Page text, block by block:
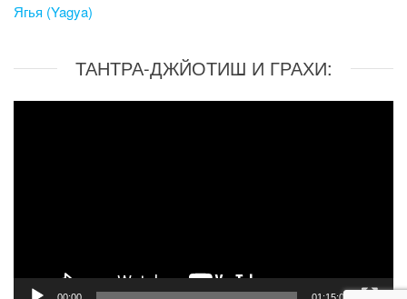
Ягья (Yagya)
ТАНТРА-ДЖЙОТИШ И ГРАХИ: